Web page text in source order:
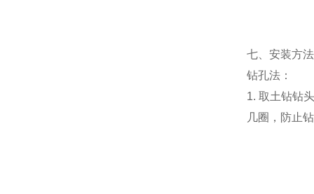
七、安装方法
钻孔法：
1. 取土钻钻
几圈，防止